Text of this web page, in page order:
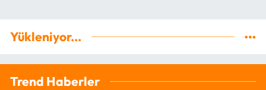
Yükleniyor...
Trend Haberler